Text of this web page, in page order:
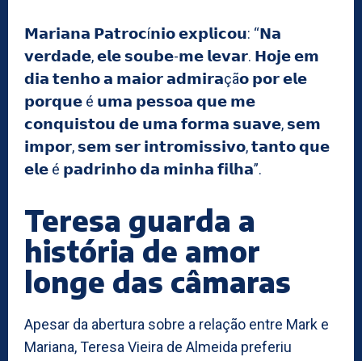
𝗠𝗮𝗿𝗶𝗮𝗻𝗮 𝗣𝗮𝘁𝗿𝗼𝗰í𝗻𝗶𝗼 𝗲𝘅𝗽𝗹𝗶𝗰𝗼𝘂: “𝗡𝗮
𝘃𝗲𝗿𝗱𝗮𝗱𝗲, 𝗲𝗹𝗲 𝘀𝗼𝘂𝗯𝗲-𝗺𝗲 𝗹𝗲𝘃𝗮𝗿. 𝗛𝗼𝗷𝗲 𝗲𝗺
𝗱𝗶𝗮 𝘁𝗲𝗻𝗵𝗼 𝗮 𝗺𝗮𝗶𝗼𝗿 𝗮𝗱𝗺𝗶𝗿𝗮çã𝗼 𝗽𝗼𝗿 𝗲𝗹𝗲
𝗽𝗼𝗿𝗾𝘂𝗲 é 𝘂𝗺𝗮 𝗽𝗲𝘀𝘀𝗼𝗮 𝗾𝘂𝗲 𝗺𝗲
𝗰𝗼𝗻𝗾𝘂𝗶𝘀𝘁𝗼𝘂 𝗱𝗲 𝘂𝗺𝗮 𝗳𝗼𝗿𝗺𝗮 𝘀𝘂𝗮𝘃𝗲, 𝘀𝗲𝗺
𝗶𝗺𝗽𝗼𝗿, 𝘀𝗲𝗺 𝘀𝗲𝗿 𝗶𝗻𝘁𝗿𝗼𝗺𝗶𝘀𝘀𝗶𝘃𝗼, 𝘁𝗮𝗻𝘁𝗼 𝗾𝘂𝗲
𝗲𝗹𝗲 é 𝗽𝗮𝗱𝗿𝗶𝗻𝗵𝗼 𝗱𝗮 𝗺𝗶𝗻𝗵𝗮 𝗳𝗶𝗹𝗵𝗮”.
Teresa guarda a
história de amor
longe das câmaras
Apesar da abertura sobre a relação entre Mark e
Mariana, Teresa Vieira de Almeida preferiu